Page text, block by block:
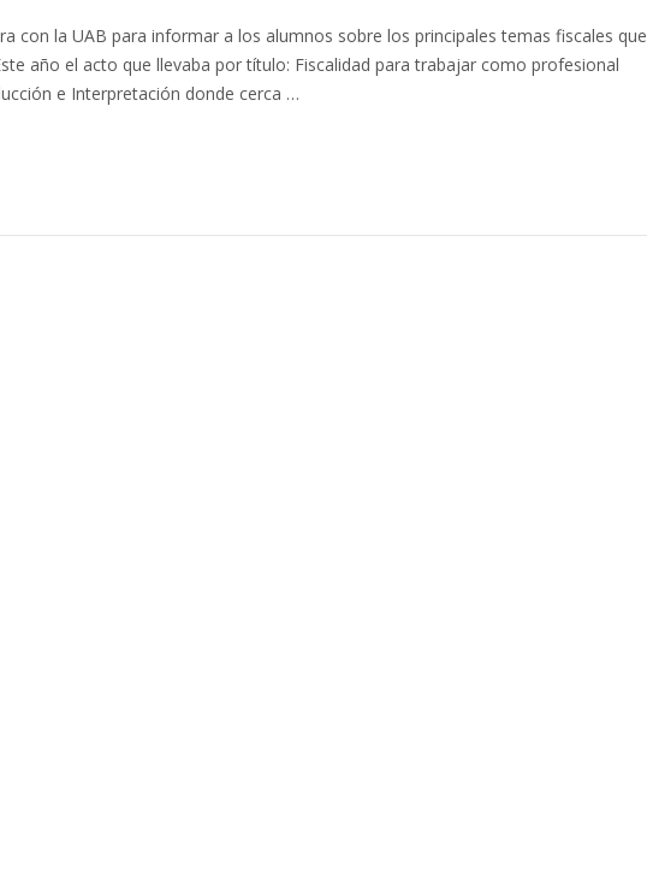
con la UAB para informar a los alumnos sobre los principales temas fiscales que
año el acto que llevaba por título: Fiscalidad para trabajar como profesional
e Interpretación donde cerca …